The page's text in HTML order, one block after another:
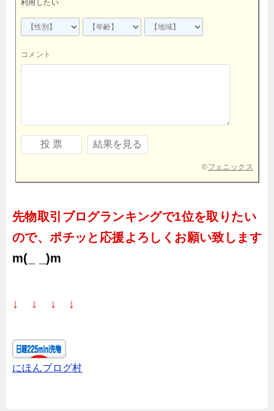
利用したい
コメント
©フェニックス
先物取引ブログランキングで1位を取りたい
ので、ポチッと応援よろしくお願い致します
m(_ _)m
↓ ↓ ↓ ↓
にほんブログ村